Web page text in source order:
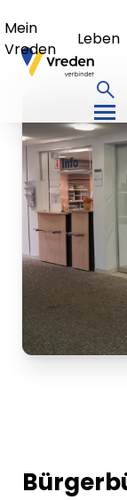
Mein
Vreden
Leben